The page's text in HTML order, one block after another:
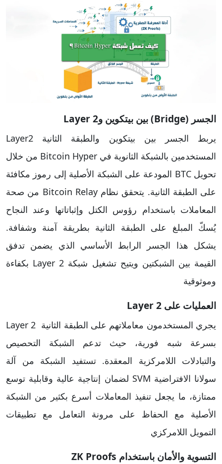
الجسر (Bridge) بين بيتكوين وLayer 2
يربط الجسر بين بيتكوين والطبقة الثانية Layer2
المستخدمين بالشبكة الثانوية في Bitcoin Hyper من خلال
تحويل BTC المودعة على الشبكة الأصلية إلى رموز مكافئة
على الطبقة الثانية. يتحقق نظام Bitcoin Relay من صحة
المعاملات باستخدام رؤوس الكتل وإثباتاتها وعند النجاح
يُسكّ المبلغ على الطبقة الثانية بطريقة آمنة وشفافة.
يشكل هذا الجسر الرابط الأساسي الذي يضمن تدفق
القيمة بين الشبكتين ويتيح تشغيل شبكة Layer 2 بكفاءة
وموثوقية
العمليات على Layer 2
يجري المستخدمون معاملاتهم على الطبقة الثانية Layer 2
بسرعة شبه فورية، حيث تدعم الشبكة التحصيص
والتبادلات اللامركزية المعقدة. تستفيد الشبكة من آلة
سولانا الافتراضية SVM لضمان إنتاجية عالية وقابلية توسع
ممتازة، ما يجعل تنفيذ المعاملات أسرع بكثير من الشبكة
الأصلية مع الحفاظ على مرونة التعامل مع تطبيقات
التمويل اللامركزي
التسوية والأمان باستخدام ZK Proofs